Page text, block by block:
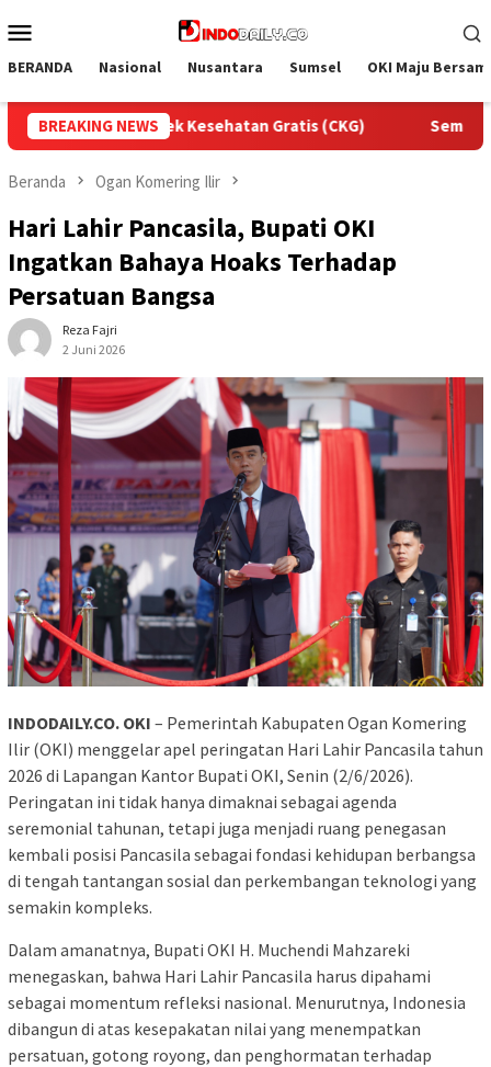
ke
Mobile
BERANDA Nasional Nusantara Sumsel OKI Maju
BREAKING NEWS
Semarak HUT RI, Lapas Sekayu Gelar Aksi Bersih
Beranda Ogan Komering Ilir
Hari Lahir Pancasila, Bupati OKI
Ingatkan Bahaya Hoaks Terhadap
Persatuan Bangsa
Reza Fajri
2 Juni 2026
INDODAILY.CO. OKI – Pemerintah Kabupaten Ogan Komering
Ilir (OKI) menggelar apel peringatan Hari Lahir Pancasila tahun
2026 di Lapangan Kantor Bupati OKI, Senin (2/6/2026).
Peringatan ini tidak hanya dimaknai sebagai agenda
seremonial tahunan, tetapi juga menjadi ruang penegasan
kembali posisi Pancasila sebagai fondasi kehidupan berbangsa
di tengah tantangan sosial dan perkembangan teknologi yang
semakin kompleks.
Dalam amanatnya, Bupati OKI H. Muchendi Mahzareki
menegaskan, bahwa Hari Lahir Pancasila harus dipahami
sebagai momentum refleksi nasional. Menurutnya, Indonesia
dibangun di atas kesepakatan nilai yang menempatkan
persatuan, gotong royong, dan penghormatan terhadap